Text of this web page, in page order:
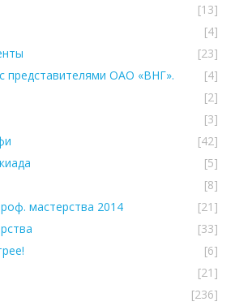
[13]
[4]
[23]
представителями ОАО «ВНГ».
[4]
[2]
[3]
[42]
[5]
[8]
мастерства 2014
[21]
[33]
[6]
[21]
[236]